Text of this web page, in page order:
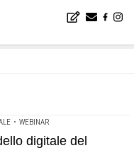
• WEBINAR
digitale del